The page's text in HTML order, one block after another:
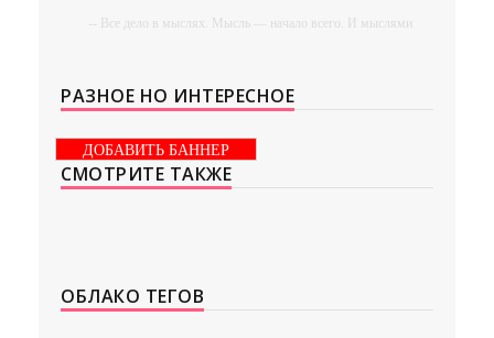
-- Все дело в мыслях. Мысль — начало всего. И мыслями
-- Идите уверенно по направлению к мечте. Живите той
жизнью, которую вы сами себе придумали.
-- Самое большое богатство — это ум. Самая большая нищета
— глупость. Из всех страхов самый пугающий —
самолюбование.
РАЗНОЕ НО ИНТЕРЕСНОЕ
ДОБАВИТЬ БАННЕР
СМОТРИТЕ ТАКЖЕ
ОБЛАКО ТЕГОВ